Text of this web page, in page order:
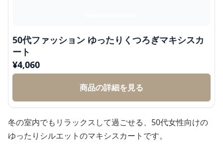
50代ファッション ゆったりくつろぎマキシスカ
ート
¥4,060
商品の詳細を見る
冬の室内でもリラックスして過ごせる、50代女性向けの
ゆったりシルエットのマキシスカートです。